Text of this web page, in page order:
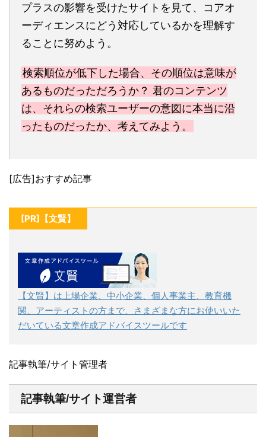
プラスの影響を受けたサイトを見て、コアオ
ーディエンスにどう対応しているかを理解す
ることに努めよう。
検索順位が低下した場合、その順位は意味が
あるものだっただろうか？ 君のコンテンツ
は、それらの検索ユーザーの意図に本当に沿
ったものだったか、考えてみよう。
[広告]おすすめ記事
[PR]【文賢】
【文賢】は上場企業、中小企業、個人事業主、教育機
関、アーティストの方まで、さまざまな方にお使いいた
だいている文章作成アドバイスツールです
記事執筆/サイト管理者
記事執筆/サイト運営者